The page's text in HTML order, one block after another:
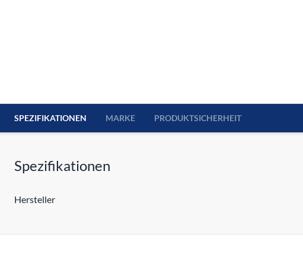
SPEZIFIKATIONEN MARKE PRODUKTSICHERHEIT
Spezifikationen
Hersteller